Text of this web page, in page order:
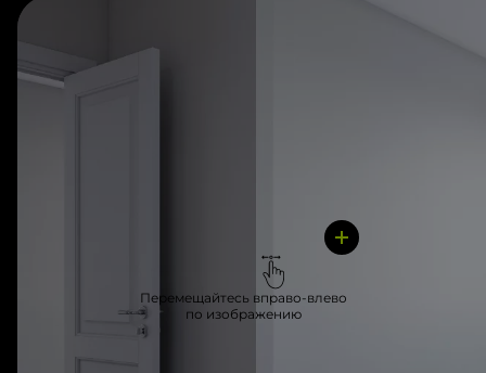
Перемещайтесь вправо-влево
по изображению